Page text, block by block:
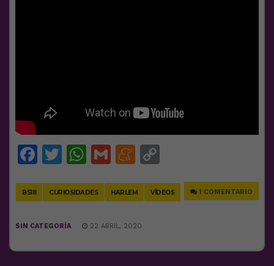
Facebook
Twitter
WhatsApp
GmailMeneame
BS18 CURIOSIDADES HARLEM VÍDEOS 1 COMENTARIO
SIN CATEGORÍA 22 ABRIL, 2020